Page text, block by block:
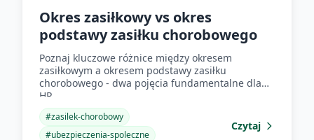
Okres zasiłkowy vs okres
podstawy zasiłku chorobowego
Poznaj kluczowe różnice między okresem
zasiłkowym a okresem podstawy zasiłku
chorobowego - dwa pojęcia fundamentalne dla
HR.
#zasilek-chorobowy
#ubezpieczenia-spoleczne
Czytaj